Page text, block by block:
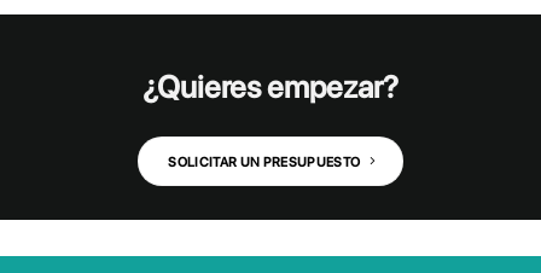
¿Quieres empezar?
SOLICITAR UN PRESUPUESTO